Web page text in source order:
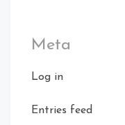
Meta
Log in
Entries feed